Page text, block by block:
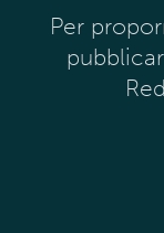
Per